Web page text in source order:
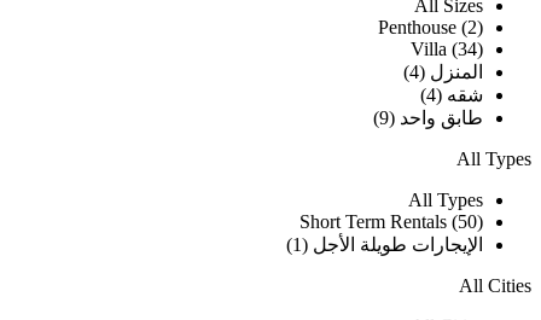
All Sizes
Penthouse (2)
Villa (34)
المنزل (4)
شقه (4)
طابق واحد (9)
All Types
All Types
Short Term Rentals (50)
الإيجارات طويلة الأجل (1)
All Cities